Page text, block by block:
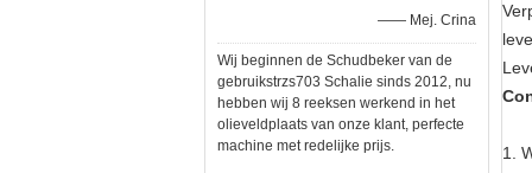
—— Mej. Crina
Wij beginnen de Schudbeker van de
gebruikstrzs703 Schalie sinds 2012, nu
hebben wij 8 reeksen werkend in het
olieveldplaats van onze klant, perfecte
machine met redelijke prijs.
1.